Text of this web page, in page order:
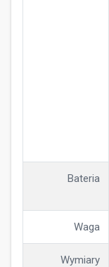
Bateria
Waga
Wymiary